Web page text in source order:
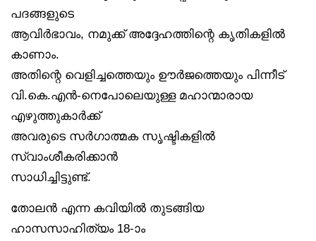
പദങ്ങളുടെ
ആവിർഭാവം, നമുക്ക് അദ്ദേഹത്തിന്റെ കൃതികളിൽ
കാണാം.
അതിന്റെ വെളിച്ചത്തെയും ഊർജത്തെയും പിന്നീട്
വി.കെ.എൻ-നെപോലെയുള്ള മഹാന്മാരായ
എഴുത്തുകാർക്ക്
അവരുടെ സർഗാത്മക സൃഷ്ടികളിൽ
സ്വാംശീകരിക്കാൻ
സാധിച്ചിട്ടുണ്ട്.
തോലൻ എന്ന കവിയിൽ തുടങ്ങിയ
ഹാസസാഹിത്യം 18-ാം